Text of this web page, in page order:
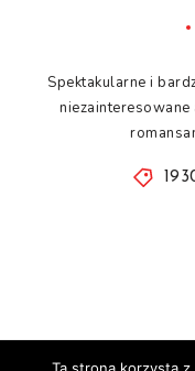
Spektakularne i
niezainteresowane